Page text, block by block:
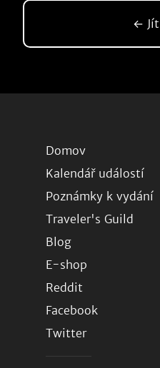
←
Domov
Kalendář událostí
Poznámky k vydání
Traveler's Guild
Blog
E-shop
Reddit
Facebook
Twitter